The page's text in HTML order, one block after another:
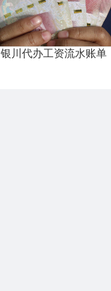
银川代办工资流水账单